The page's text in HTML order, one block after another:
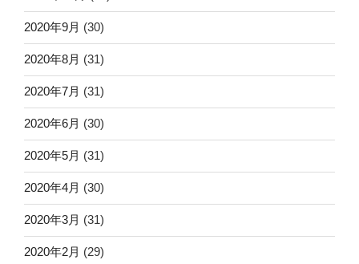
2020年9月 (30)
2020年8月 (31)
2020年7月 (31)
2020年6月 (30)
2020年5月 (31)
2020年4月 (30)
2020年3月 (31)
2020年2月 (29)